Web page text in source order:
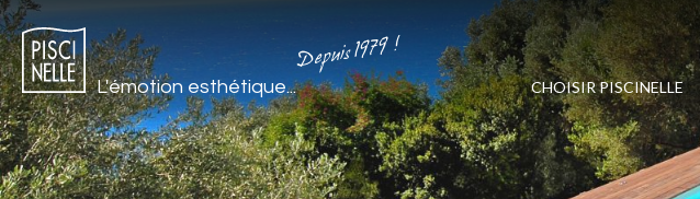
L'émotion esthétique...
Depuis 1979 !
CHOISIR PISCINELLE